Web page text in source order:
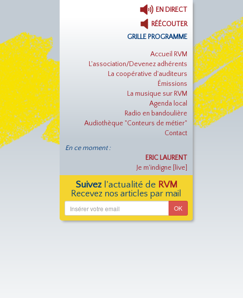
EN DIRECT
RÉÉCOUTER
GRILLE PROGRAMME
Accueil RVM
L'association/Devenez adhérents
La coopérative d'auditeurs
Émissions
La musique sur RVM
Agenda local
Radio en bandoulière
Audiothèque "Conteurs de métier"
Contact
En ce moment :
ERIC LAURENT
Je m'indigne [live]
Suivezl'actualité de RVM
Recevez nos articles par mail